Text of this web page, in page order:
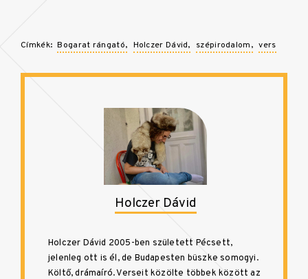
Címkék: Bogarat rángató Holczer Dávid szépirodalom vers
Holczer Dávid
Holczer Dávid 2005-ben született Pécsett,
jelenleg ott is él, de Budapesten büszke somogyi.
Költő, drámaíró. Verseit közölte többek között az